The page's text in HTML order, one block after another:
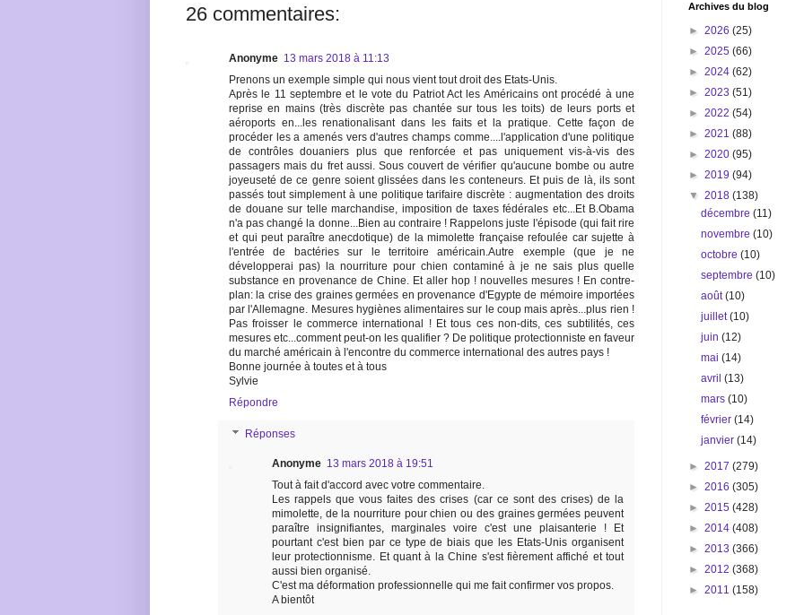
26 commentaires:
Anonyme 13 mars 2018 à 11:13
Prenons un exemple simple qui nous vient tout droit des Etats-Unis.
Après le 11 septembre et le vote du Patriot Act les Américains ont procédé à une
reprise en mains (très discrète pas chantée sur tous les toits) de leurs ports et
aéroports en...les renationalisant dans les faits et la pratique. Cette façon de
procéder les a amenés vers d'autres champs comme....l'application d'une politique
de contrôles douaniers plus que renforcée et pas uniquement vis-à-vis des
passagers mais du fret aussi. Sous couvert de vérifier qu'aucune bombe ou autre
joyeuseté de ce genre soient glissées dans les conteneurs. Et puis de là, ils sont
passés tout simplement à une politique tarifaire discrète : augmentation des droits
de douane sur telle marchandise, imposition de taxes fédérales etc...Et B.Obama
n'a pas changé la donne...Bien au contraire ! Rappelons juste l'épisode (qui fait rire
et qui peut paraître anecdotique) de la mimolette française refoulée car sujette à
l'entrée de bactéries sur le territoire américain.Autre exemple (que je ne
développerai pas) la nourriture pour chien contaminé à je ne sais plus quelle
substance en provenance de Chine. Et aller hop ! nouvelles mesures ! En contre-
plan: la crise des graines germées en provenance d'Egypte de mémoire importées
par l'Allemagne. Mesures hygiènes alimentaires sur le coup mais après...plus rien !
Pas froisser le commerce international ! Et tous ces non-dits, ces subtilités, ces
mesures etc...comment peut-on les qualifier ? De politique protectionniste en faveur
du marché américain à l'encontre du commerce international des autres pays !
Bonne journée à toutes et à tous
Sylvie
Répondre
Réponses
Anonyme 13 mars 2018 à 19:51
Tout à fait d'accord avec votre commentaire.
Les rappels que vous faites des crises (car ce sont des crises) de la
mimolette, de la nourriture pour chien ou des graines germées peuvent
paraître insignifiantes, marginales voire c'est une plaisanterie ! Et
pourtant c'est bien par ce type de biais que les Etats-Unis organisent
leur protectionnisme. Et quant à la Chine s'est fièrement affiché et tout
aussi bien organisé.
C'est ma déformation professionnelle qui me fait confirmer vos propos.
A bientôt
Archives du blog
► 2026 (25)
► 2025 (66)
► 2024 (62)
► 2023 (51)
► 2022 (54)
► 2021 (88)
► 2020 (95)
► 2019 (94)
▼ 2018 (138)
décembre(11)
novembre(10)
octobre(10)
septembre(10)
août(10)
juillet(10)
juin(12)
mai(14)
avril(13)
mars(10)
février(14)
janvier(14)
► 2017 (279)
► 2016 (305)
► 2015 (428)
► 2014 (408)
► 2013 (366)
► 2012 (368)
► 2011 (158)